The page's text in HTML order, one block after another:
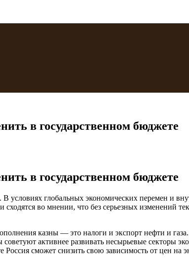
в государственном бюджете
в государственном бюджете
глобальных экономических перемен и
во мнении, что без серьезных изменений
казны — это налоги и экспорт нефти и
активнее развивать несырьевые секторы
сможет снизить свою зависимость от цен на